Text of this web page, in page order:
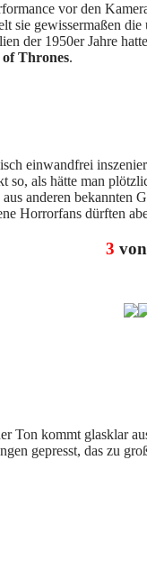
vor den
sie gewissermaßen
der 1950er Jahre
of Thrones.
einwandfrei
als hätte man
anderen
Horrorfans dürften
3
kommt glasklar
gepresst, das zu